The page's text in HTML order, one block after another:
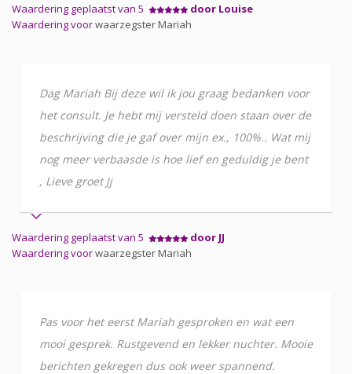
Waardering geplaatst van 5
door Louise
Waardering voorwaarzegster Mariah
Dag Mariah Bij deze wil ik jou graag bedanken voor
het consult. Je hebt mij versteld doen staan over de
beschrijving die je gaf over mijn ex., 100%.. Wat mij
nog meer verbaasde is hoe lief en geduldig je bent
, Lieve groet Jj
Waardering geplaatst van 5
door JJ
Waardering voorwaarzegster Mariah
Pas voor het eerst Mariah gesproken en wat een
mooi gesprek. Rustgevend en lekker nuchter. Mooie
berichten gekregen dus ook weer spannend.